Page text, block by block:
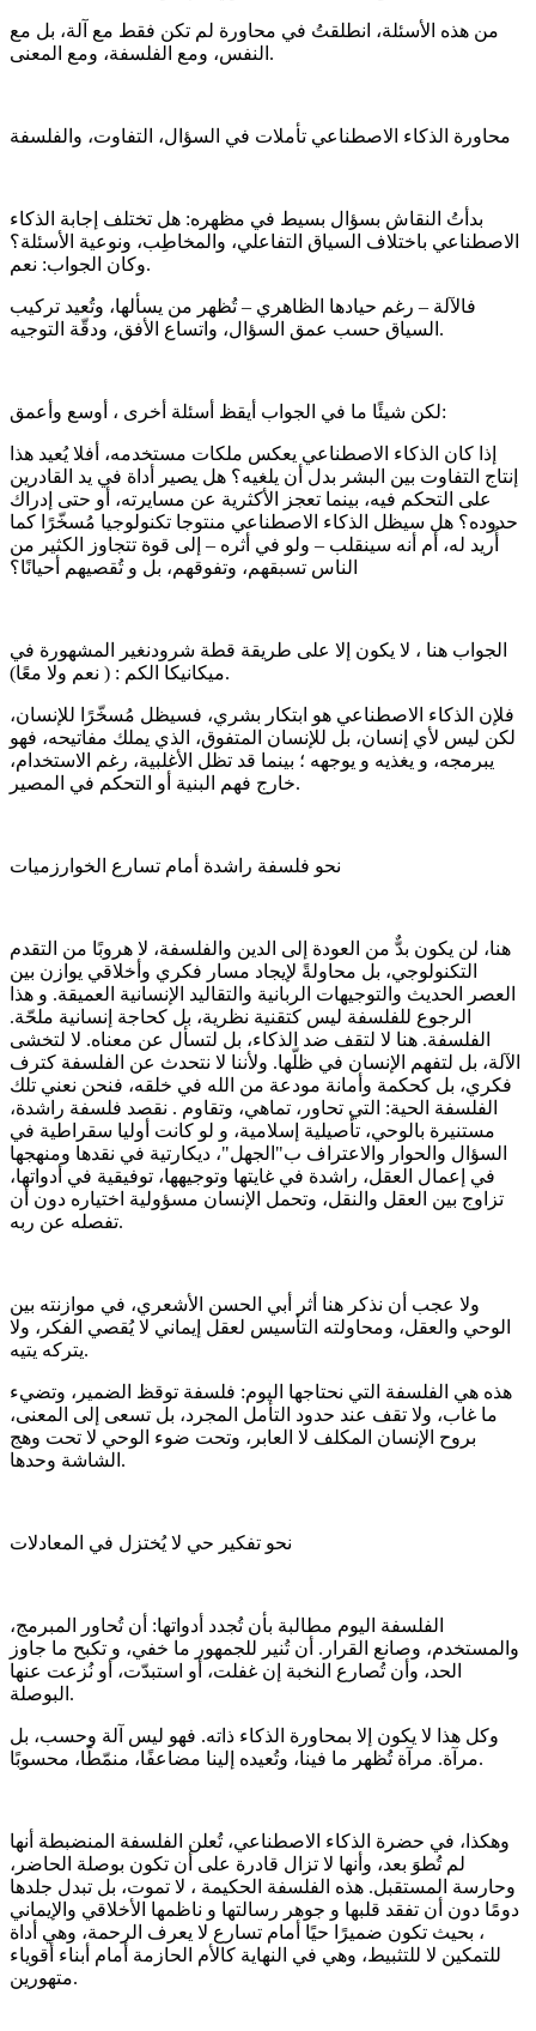
من هذه الأسئلة، انطلقتُ في محاورة لم تكن فقط مع آلة، بل مع
النفس، ومع الفلسفة، ومع المعنى.
محاورة الذكاء الاصطناعي تأملات في السؤال، التفاوت، والفلسفة
بدأتُ النقاش بسؤال بسيط في مظهره: هل تختلف إجابة الذكاء
الاصطناعي باختلاف السياق التفاعلي، والمخاطِب، ونوعية الأسئلة؟
وكان الجواب: نعم.
فالآلة – رغم حيادها الظاهري – تُظهر من يسألها، وتُعيد تركيب
السياق حسب عمق السؤال، واتساع الأفق، ودقّة التوجيه.
لكن شيئًا ما في الجواب أيقظ أسئلة أخرى ، أوسع وأعمق:
إذا كان الذكاء الاصطناعي يعكس ملكات مستخدمه، أفلا يُعيد هذا
إنتاج التفاوت بين البشر بدل أن يلغيه؟ هل يصير أداة في يد القادرين
على التحكم فيه، بينما تعجز الأكثرية عن مسايرته، أو حتى إدراك
حدوده؟ هل سيظل الذكاء الاصطناعي منتوجا تكنولوجيا مُسخّرًا كما
أُريد له، أم أنه سينقلب – ولو في أثره – إلى قوة تتجاوز الكثير من
الناس تسبقهم، وتفوقهم، بل و تُقصيهم أحيانًا؟
الجواب هنا ، لا يكون إلا على طريقة قطة شرودنغير المشهورة في
ميكانيكا الكم : ( نعم ولا معًا).
فلإن الذكاء الاصطناعي هو ابتكار بشري، فسيظل مُسخّرًا للإنسان،
لكن ليس لأي إنسان، بل للإنسان المتفوق، الذي يملك مفاتيحه، فهو
يبرمجه، و يغذيه و يوجهه ؛ بينما قد تظل الأغلبية، رغم الاستخدام،
خارج فهم البنية أو التحكم في المصير.
نحو فلسفة راشدة أمام تسارع الخوارزميات
هنا، لن يكون بدٌّ من العودة إلى الدين والفلسفة، لا هروبًا من التقدم
التكنولوجي، بل محاولةً لإيجاد مسار فكري وأخلاقي يوازن بين
العصر الحديث والتوجيهات الربانية والتقاليد الإنسانية العميقة. و هذا
الرجوع للفلسفة ليس كتقنية نظرية، بل كحاجة إنسانية ملحّة.
الفلسفة. هنا لا لتقف ضد الذكاء، بل لتسأل عن معناه. لا لتخشى
الآلة، بل لتفهم الإنسان في ظلّها. ولأننا لا نتحدث عن الفلسفة كترف
فكري، بل كحكمة وأمانة مودعة من الله في خلقه، فنحن نعني تلك
الفلسفة الحية: التي تحاور، تماهي، وتقاوم . نقصد فلسفة راشدة،
مستنيرة بالوحي، تأصيلية إسلامية، و لو كانت أوليا سقراطية في
السؤال والحوار والاعتراف ب"الجهل"، ديكارتية في نقدها ومنهجها
في إعمال العقل، راشدة في غايتها وتوجيهها، توفيقية في أدواتها،
تزاوج بين العقل والنقل، وتحمل الإنسان مسؤولية اختياره دون أن
تفصله عن ربه.
ولا عجب أن نذكر هنا أثر أبي الحسن الأشعري، في موازنته بين
الوحي والعقل، ومحاولته التأسيس لعقل إيماني لا يُقصي الفكر، ولا
يتركه يتيه.
هذه هي الفلسفة التي نحتاجها اليوم: فلسفة توقظ الضمير، وتضيء
ما غاب، ولا تقف عند حدود التأمل المجرد، بل تسعى إلى المعنى،
بروح الإنسان المكلف لا العابر، وتحت ضوء الوحي لا تحت وهج
الشاشة وحدها.
نحو تفكير حي لا يُختزل في المعادلات
الفلسفة اليوم مطالبة بأن تُجدد أدواتها: أن تُحاور المبرمج،
والمستخدم، وصانع القرار. أن تُنير للجمهور ما خفي، و تكبح ما جاوز
الحد، وأن تُصارع النخبة إن غفلت، أو استبدّت، أو نُزعت عنها
البوصلة.
وكل هذا لا يكون إلا بمحاورة الذكاء ذاته. فهو ليس آلة وحسب، بل
مرآة. مرآة تُظهر ما فينا، وتُعيده إلينا مضاعفًا، منمّطًا، محسوبًا.
وهكذا، في حضرة الذكاء الاصطناعي، تُعلن الفلسفة المنضبطة أنها
لم تُطوَ بعد، وأنها لا تزال قادرة على أن تكون بوصلة الحاضر،
وحارسة المستقبل. هذه الفلسفة الحكيمة ، لا تموت، بل تبدل جلدها
دومًا دون أن تفقد قلبها و جوهر رسالتها و ناظمها الأخلاقي والإيماني
، بحيث تكون ضميرًا حيًا أمام تسارع لا يعرف الرحمة، وهي أداة
للتمكين لا للتثبيط، وهي في النهاية كالأم الحازمة أمام أبناء أقوياء
متهورين.